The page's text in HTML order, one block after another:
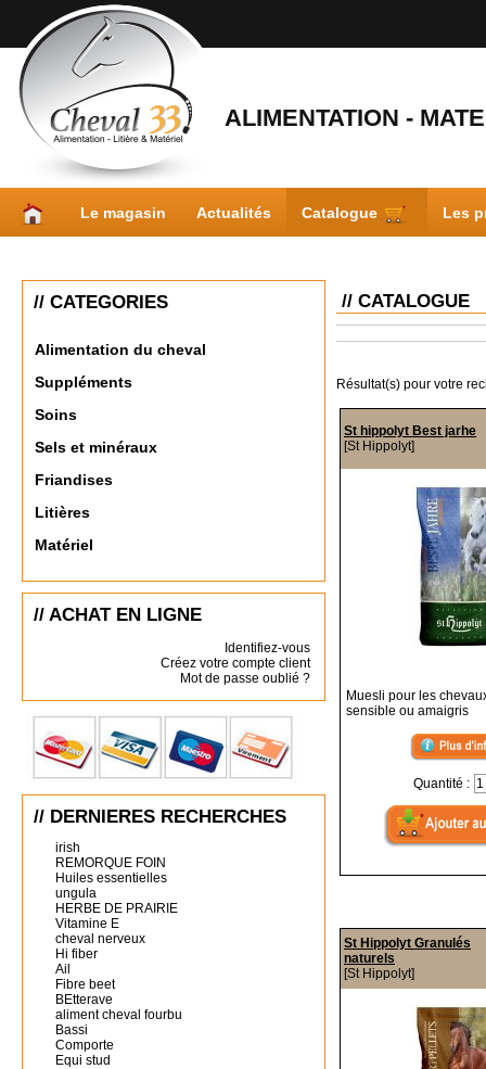
ALIMENTATION -
Le magasin Actualités Catalogue Les
// CATEGORIES
Alimentation du cheval
Suppléments
Soins
Sels et minéraux
Friandises
Litières
Matériel
// ACHAT EN LIGNE
Identifiez-vous
Créez votre compte client
Mot de passe oublié ?
// DERNIERES RECHERCHES
irish
REMORQUE FOIN
Huiles essentielles
ungula
HERBE DE PRAIRIE
Vitamine E
cheval nerveux
Hi fiber
Ail
Fibre beet
BEtterave
aliment cheval fourbu
Bassi
Comporte
Equi stud
// CATALOGUE
Résultat(s) pour votre
St hippolyt Best jarhe
[St Hippolyt]
Muesli pour les
sensible ou amaigris
Quantité :
St Hippolyt Granulés
naturels
[St Hippolyt]